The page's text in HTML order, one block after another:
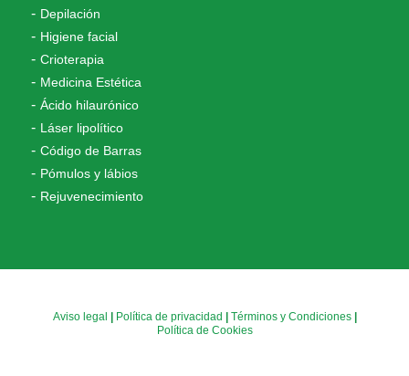
Depilación
Higiene facial
Crioterapia
Medicina Estética
Ácido hilaurónico
Láser lipolítico
Código de Barras
Pómulos y lábios
Rejuvenecimiento
Aviso legal | Política de privacidad | Términos y Condiciones|
Política de Cookies